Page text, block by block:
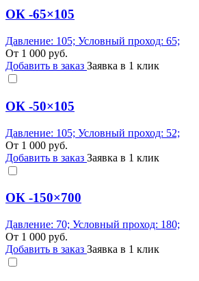
ОК -65×105
Давление: 105; Условный проход: 65;
От 1 000 руб.
Добавить в заказ Заявка в 1 клик
ОК -50×105
Давление: 105; Условный проход: 52;
От 1 000 руб.
Добавить в заказ Заявка в 1 клик
ОК -150×700
Давление: 70; Условный проход: 180;
От 1 000 руб.
Добавить в заказ Заявка в 1 клик